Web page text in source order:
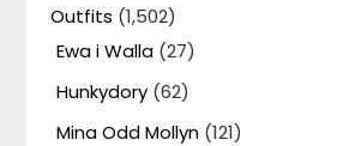
Outfits (1,502)
Ewa i Walla (27)
Hunkydory (62)
Mina Odd Mollyn (121)